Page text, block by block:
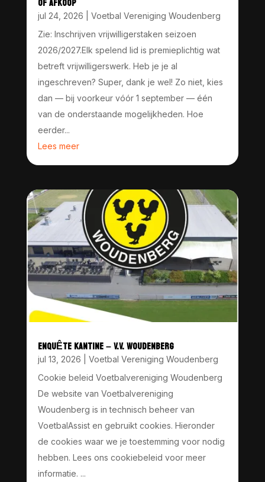
jul 24, 2026
Voetbal Vereniging Woudenberg
Zie: Inschrijven vrijwilligerstaken seizoen
2026/2027.Elk spelend lid is premieplichtig wat
betreft vrijwilligerswerk. Heb je je al
ingeschreven? Super, dank je wel! Zo niet, kies
dan — bij voorkeur vóór 1 september — één
van de onderstaande mogelijkheden. Hoe
eerder...
Lees meer
ENQUÊTE KANTINE – V.V. WOUDENBERG
jul 13, 2026
Voetbal Vereniging Woudenberg
Cookie beleid Voetbalvereniging Woudenberg
De website van Voetbalvereniging
Woudenberg is in technisch beheer van
VoetbalAssist en gebruikt cookies. Hieronder
de cookies waar we je toestemming voor nodig
hebben. Lees ons cookiebeleid voor meer
informatie. ...